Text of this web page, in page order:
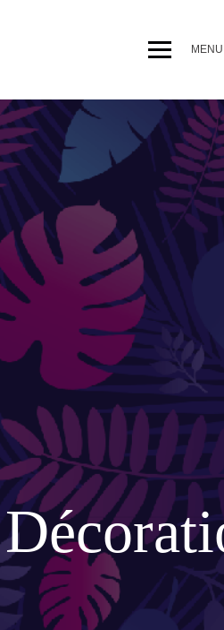
MENU
BACS ET JARDINIÈRES
Jarres / Vases
Potager
Pots / Bacs
Pots XXL
CÔTÉ EAU
Douches